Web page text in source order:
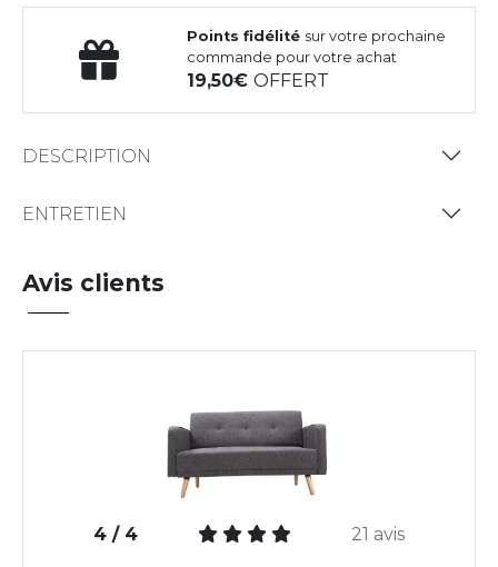
Points fidélité sur votre prochaine
commande pour votre achat
19,50OFFERT
DESCRIPTION
ENTRETIEN
Avis clients
4 / 4 21 avis